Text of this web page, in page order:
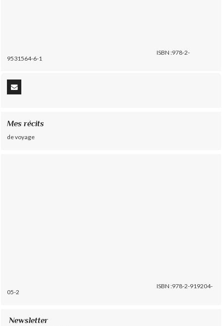
ISBN :978-2-
9531564-6-1
Mes récits
de voyage
ISBN :978-2-919204-
05-2
Newsletter